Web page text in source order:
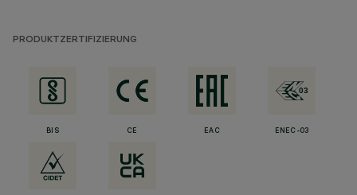
PRODUKTZERTIFIZIERUNG
BIS CE EAC ENEC-03